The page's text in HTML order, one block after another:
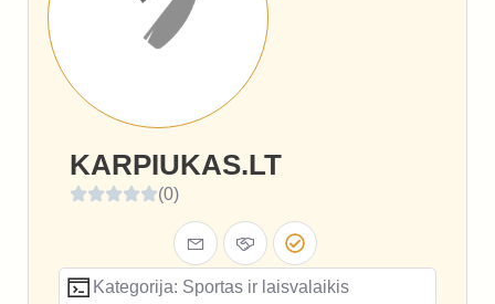
KARPIUKAS.LT
(0)
Kategorija: Sportas ir laisvalaikis